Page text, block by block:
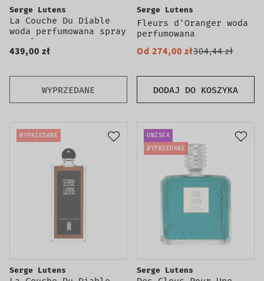
WYPRZEDANE
Serge Lutens
La Couche Du Diable
woda perfumowana spray
100ml
439,00 zł
DODAJ DO KOSZYKA
Serge Lutens
Fleurs d'Oranger woda
perfumowana
Od 274,00 zł304,44 zł
WYPRZEDANE
Serge Lutens
UNISEX
WYPRZEDANE
Serge Lutens